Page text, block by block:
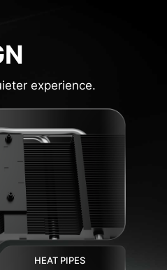
experience.
HEAT PIPES